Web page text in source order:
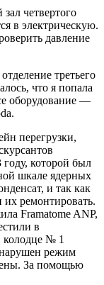
четвертого
в электрическую.
давление
третьего
что я попала
оборудование —
перегрузки,
которой был
шкале ядерных
и так как
их ремонтировать.
Framatome ANP,
в
колодце № 1
нарушен режим
За помощью